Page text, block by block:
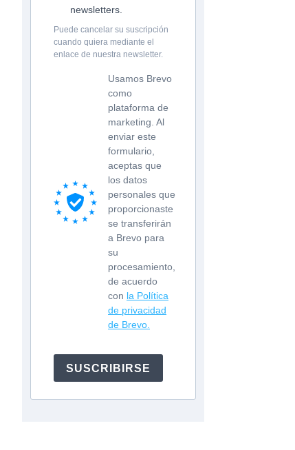
newsletters.
Puede cancelar su suscripción
cuando quiera mediante el
enlace de nuestra newsletter.
Usamos Brevo
como
plataforma de
marketing. Al
enviar este
formulario,
aceptas que
los datos
personales que
proporcionaste
se transferirán
a Brevo para
su
procesamiento,
de acuerdo
con la Política
de privacidad
de Brevo.
SUSCRIBIRSE